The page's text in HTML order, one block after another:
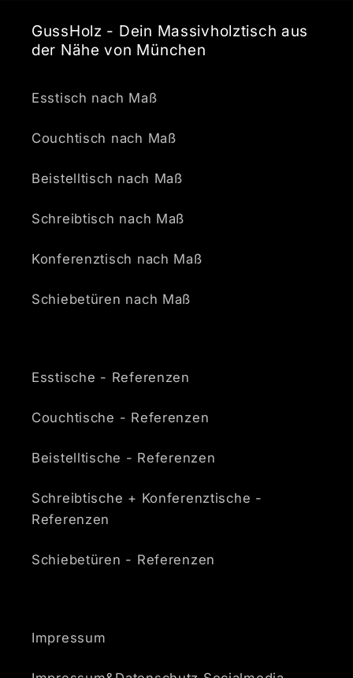
GussHolz - Dein Massivholztisch aus
der Nähe von München
Esstisch nach Maß
Couchtisch nach Maß
Beistelltisch nach Maß
Schreibtisch nach Maß
Konferenztisch nach Maß
Schiebetüren nach Maß
Esstische - Referenzen
Couchtische - Referenzen
Beistelltische - Referenzen
Schreibtische + Konferenztische -
Referenzen
Schiebetüren - Referenzen
Impressum